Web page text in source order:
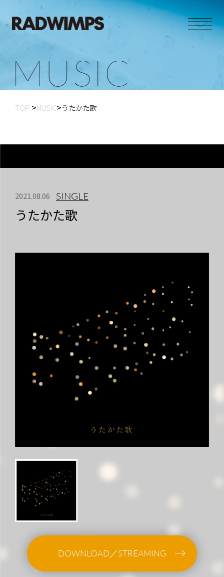
M US C
TOP MUSIC うたかた歌
2021.08.06 SINGLE
うたかた歌
DOWNLOAD／STREAMING